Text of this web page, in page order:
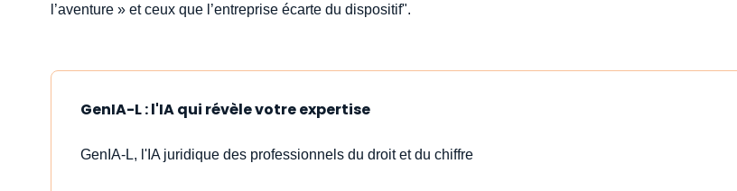
l’aventure » et ceux que l’entreprise écarte du dispositif".
GenIA-L : l'IA qui révèle votre expertise
GenIA-L, l'IA juridique des professionnels du droit et du chiffre